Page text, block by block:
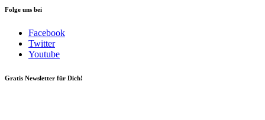
Folge uns bei
Facebook
Twitter
Youtube
Gratis Newsletter für Dich!